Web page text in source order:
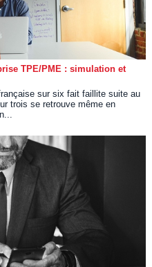
TPE/PME : simulation et
sur six fait faillite suite au
trois se retrouve même en